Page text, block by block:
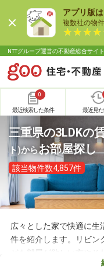
アプリ版
複数社の物
NTTグループ運営の不動産総合サイ
0
最近検索した条件 最近見
三重県の3LDKの
ト)からお部屋探し
該当物件数4,857件
広々とした家で快適に生
件を紹介します。リビン
ども部屋が欲しい方や
り。物件のなかには新